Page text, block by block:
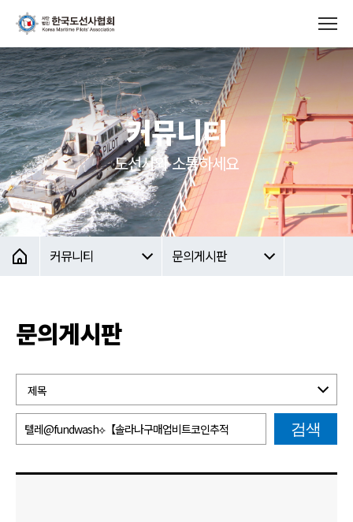
커뮤니티
도선사와 소통하세요
커뮤니티 문의게시판
문의게시판
검색